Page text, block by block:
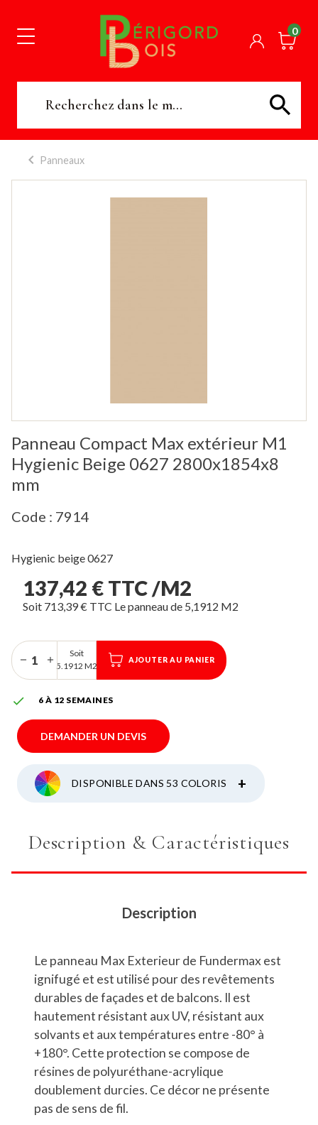
0
Panneaux
Panneau Compact Max extérieur M1
Hygienic Beige 0627 2800x1854x8
mm
Code : 7914
Hygienic beige 0627
137,42 € TTC /M2
Soit 713,39 € TTC Le panneau de 5,1912 M2
Soit
5.1912 M2
AJOUTER AU PANIER
 6 À 12 SEMAINES
DEMANDER UN DEVIS
DISPONIBLE DANS 53 COLORIS +
Description & Caractéristiques
Description
Le panneau Max Exterieur de Fundermax est
ignifugé et est utilisé pour des revêtements
durables de façades et de balcons. Il est
hautement résistant aux UV, résistant aux
solvants et aux températures entre -80° à
+180°. Cette protection se compose de
résines de polyuréthane-acrylique
doublement durcies. Ce décor ne présente
pas de sens de fil.